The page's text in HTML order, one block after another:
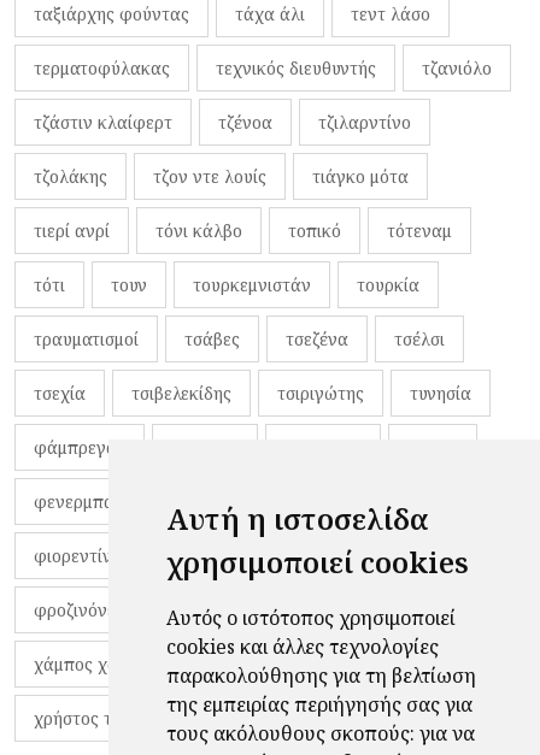
Αυτή η ιστοσελίδα
χρησιμοποιεί cookies
Αυτός ο ιστότοπος χρησιμοποιεί
cookies και άλλες τεχνολογίες
παρακολούθησης για τη βελτίωση
της εμπειρίας περιήγησής σας για
τους ακόλουθους σκοπούς: για να
ταξιάρχης φούντας τάχα άλι τεντ λάσο
τερματοφύλακας τεχνικός διευθυντής τζανιόλο
τζάστιν κλαίφερτ τζένοα τζιλαρντίνο
τζολάκης τζον ντε λουίς τιάγκο μότα
τιερί ανρί τόνι κάλβο τοπικό τότεναμ
τότι τουν τουρκεμνιστάν τουρκία
τραυματισμοί τσάβες τσεζένα τσέλσι
τσεχία τσιβελεκίδης τσιριγώτης τυνησία
φάμπρεγας
φενερμπαχτσέ φερνάντο τόρες φίλαθλοι
φιορεντίνα φιρμίνο φρανκ ντε μπουρ
φροζινόνε φωκικός χαβίτο
χάμπος χαραλάμπους χάρι πότερ
χρήστος τζόλης